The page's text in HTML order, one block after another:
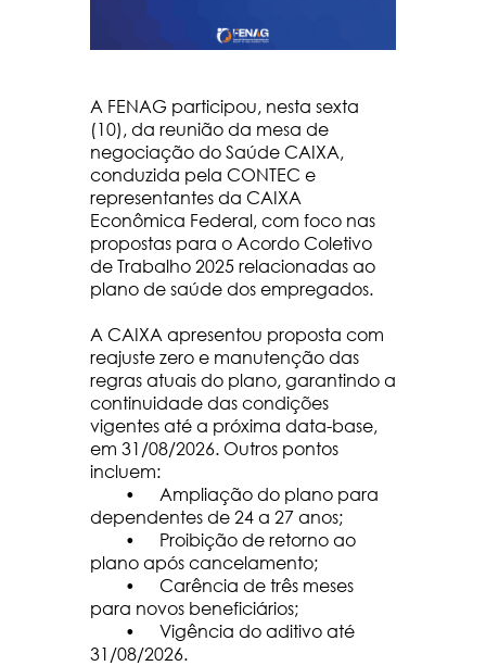
A FENAG participou, nesta sexta
(10), da reunião da mesa de
negociação do Saúde CAIXA,
conduzida pela CONTEC e
representantes da CAIXA
Econômica Federal, com foco nas
propostas para o Acordo Coletivo
de Trabalho 2025 relacionadas ao
plano de saúde dos empregados.
A CAIXA apresentou proposta com
reajuste zero e manutenção das
regras atuais do plano, garantindo a
continuidade das condições
vigentes até a próxima data-base,
em 31/08/2026. Outros pontos
incluem:
•
Ampliação do plano para
dependentes de 24 a 27 anos;
•
Proibição de retorno ao
plano após cancelamento;
•
Carência de três meses
para novos beneficiários;
•
Vigência do aditivo até
31/08/2026.